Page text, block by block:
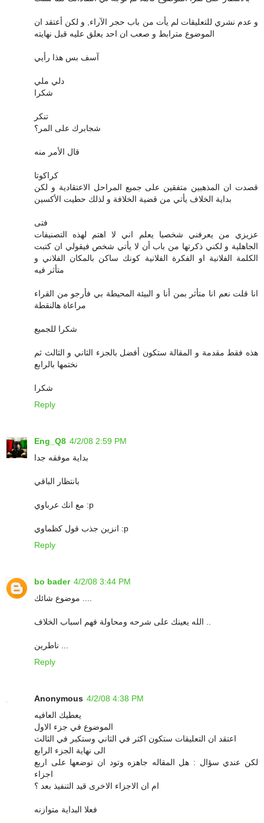
و عدم نشري للتعليقات لم يأت من باب حجر الآراء, و لكن أعتقد ان
الموضوع مترابط و صعب ان احد يعلق عليه قبل نهايته
آسف بس هذا رأيي
دلي ملي
شكرا
تنكر
شجابرك على المر؟
قال الأمر منه
كراكوتا
قصدت ان المذهبين متفقين على جميع المراحل الاعتقادية و لكن
بداية الخلاف يأتي من قضية الخلافة و لذلك حطيت الأكسين
فتى
عزيزي من يعرفني شخصيا يعلم اني لا اهتم لهذه التصنيفات
الجاهلية و لكني ذكرتها من باب أن لا يأتي شخص فيقولي ان كتبت
الكلمة الفلانية او الفكرة الفلانية كونك ساكن بالمكان الفلاني و
متأثر فيه
انا قلت نعم انا متأثر بمن أنا و البيئة المحيطة بي فأرجو من القراء
مراعاة هالنقطة
شكرا للجميع
هذه فقط مقدمة و المقالة ستكون أفضل بالجزء الثاني و الثالث ثم
نختمها بالرابع
شكرا
Reply
Eng_Q8 4/2/08 2:59 PM
بداية موفقه جدا
بانتظار الباقي
مع انك عرباوي :p
انزين جذب قول كظماوي :p
Reply
bo bader 4/2/08 3:44 PM
Reply
Anonymous 4/2/08 4:38 PM
يعطيك العافيه
الموضوع في جزء الاول
اعتقد ان التعليقات ستكون اكثر في الثاني وستكبر في الثالث
الى نهاية الجزء الرابع
لكن عندي سؤال : هل المقاله جاهزه وتود ان توضعها على اربع
اجزاء
ام ان الاجزاء الاخرى قيد التنفيذ بعد ؟
فعلا البداية متوازنه